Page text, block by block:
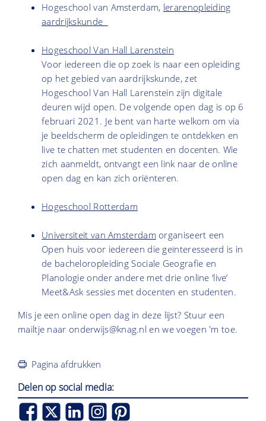
Hogeschool van Amsterdam, lerarenopleiding
aardrijkskunde
Hogeschool Van Hall Larenstein
Voor iedereen die op zoek is naar een opleiding
op het gebied van aardrijkskunde, zet
Hogeschool Van Hall Larenstein zijn digitale
deuren wijd open. De volgende open dag is op 6
februari 2021. Je bent van harte welkom om via
je beeldscherm de opleidingen te ontdekken en
live te chatten met studenten en docenten. Wie
zich aanmeldt, ontvangt een link naar de online
open dag en kan zich oriënteren.
Hogeschool Rotterdam
Universiteit van Amsterdam organiseert een
Open huis voor iedereen die geïnteresseerd is in
de bacheloropleiding Sociale Geografie en
Planologie onder andere met drie online ‘live’
Meet&Ask sessies met docenten en studenten.
Mis je een online open dag in deze lijst? Stuur een
mailtje naar onderwijs@knag.nl en we voegen 'm toe.
Pagina afdrukken
Delen op social media: